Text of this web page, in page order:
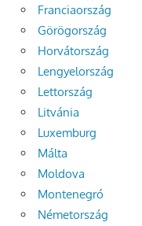
Franciaország
Görögország
Horvátország
Lengyelország
Lettország
Litvánia
Luxemburg
Málta
Moldova
Montenegró
Németország